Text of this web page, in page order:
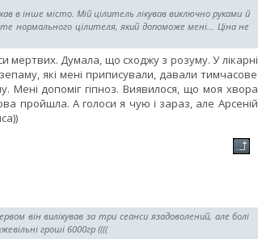
в інше місто. Мій цілитель лікував виключно руками й
нормального цілителя, який допоможе мені... Ціна не
мертвих. Думала, що сходжу з розуму. У лікарні
які мені приписували, давали тимчасове
допоміг гіпноз. Виявилося, що моя хвора
пройшла. А голоси я чую і зараз, але Арсеній
він вилікував за три сеанси язадоволений, але болі
гроші 6000гр ((((